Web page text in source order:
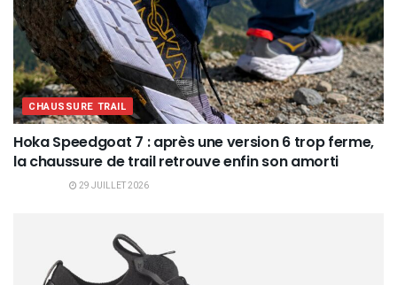
CHAUSSURE TRAIL
Hoka Speedgoat 7 : après une version 6 trop ferme,
la chaussure de trail retrouve enfin son amorti
29 JUILLET 2026